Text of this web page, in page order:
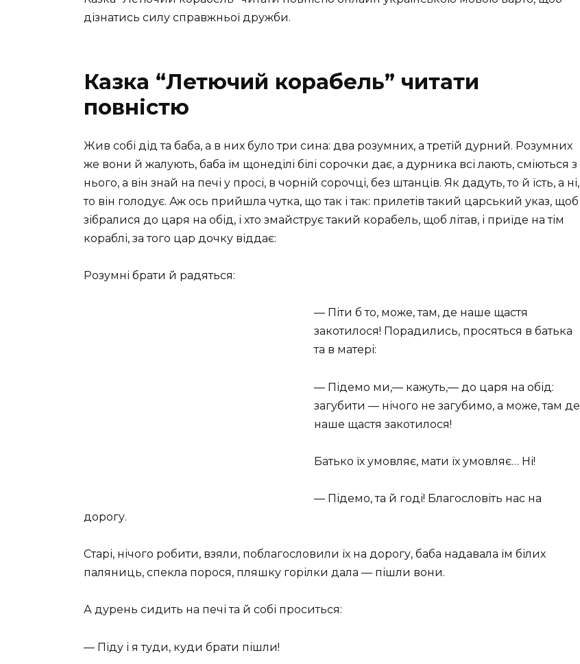
дізнатись силу справжньої дружби.
Казка “Летючий корабель” читати
повністю
Жив собі дід та баба, а в них було три сина: два розумних, а третій дурний. Розумних
же вони й жалують, баба їм щонеділі білі сорочки дає, а дурника всі лають, сміються з
нього, а він знай на печі у просі, в чорній сорочці, без штанців. Як дадуть, то й їсть, а ні,
то він голодує. Аж ось прийшла чутка, що так і так: прилетів такий царський указ, щоб
зібралися до царя на обід, і хто змайструє такий корабель, щоб літав, і приїде на тім
кораблі, за того цар дочку віддає:
Розумні брати й радяться:
— Піти б то, може, там, де наше щастя
закотилося! Порадились, просяться в батька
та в матері:
— Підемо ми,— кажуть,— до царя на обід:
загубити — нічого не загубимо, а може, там де
наше щастя закотилося!
Батько їх умовляє, мати їх умовляє… Ні!
— Підемо, та й годі! Благословіть нас на
дорогу.
Старі, нічого робити, взяли, поблагословили їх на дорогу, баба надавала їм білих
паляниць, спекла порося, пляшку горілки дала — пішли вони.
А дурень сидить на печі та й собі проситься:
— Піду і я туди, куди брати пішли!